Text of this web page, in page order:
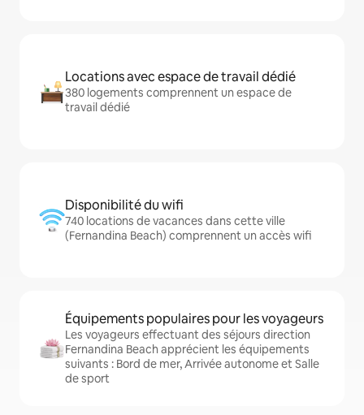
Locations avec espace de travail dédié
380 logements comprennent un espace de
travail dédié
Disponibilité du wifi
740 locations de vacances dans cette ville
(Fernandina Beach) comprennent un accès wifi
Équipements populaires pour les voyageurs
Les voyageurs effectuant des séjours direction
Fernandina Beach apprécient les équipements
suivants : Bord de mer, Arrivée autonome et Salle
de sport